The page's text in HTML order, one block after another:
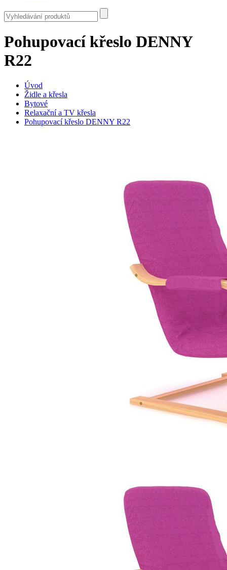
Pohupovací křeslo DENNY
R22
Úvod
Židle a křesla
Bytové
Relaxační a TV křesla
Pohupovací křeslo DENNY R22